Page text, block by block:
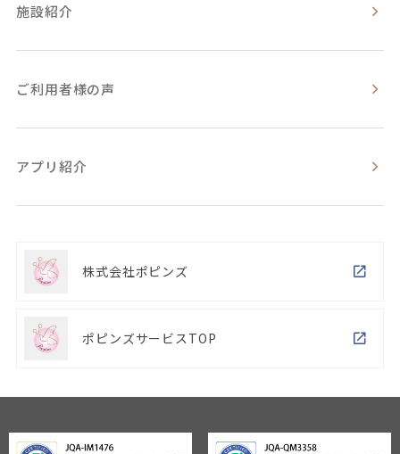
施設紹介
ご利用者様の声
アプリ紹介
株式会社ポピンズ
ポピンズサービスTOP